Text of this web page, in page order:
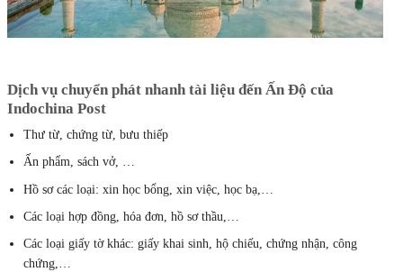
Dịch vụ chuyển phát nhanh tài liệu đến Ấn Độ của
Indochina Post
Thư từ, chứng từ, bưu thiếp
Ấn phẩm, sách vở, …
Hồ sơ các loại: xin học bổng, xin việc, học bạ,…
Các loại hợp đồng, hóa đơn, hồ sơ thầu,…
Các loại giấy tờ khác: giấy khai sinh, hộ chiếu, chứng nhận, công
chứng,…